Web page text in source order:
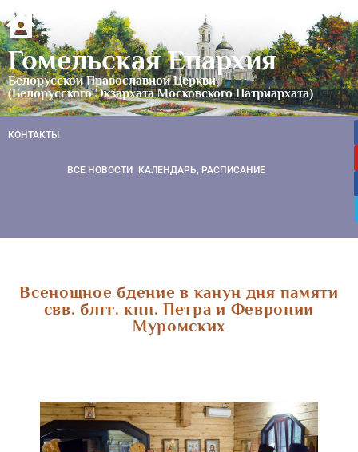
Гомельская Епархия
Белорусской Православной Церкви
(Белорусского Экзархата Московского Патриархата)
КОНТАКТЫ
ВСЕ НОВОСТИ КАЛЕНДАРЬ, РАСПИСАНИЕ
Всенощное бдение в канун дня памяти
свв. блгг. кнн. Петра и Февронии
Муромских